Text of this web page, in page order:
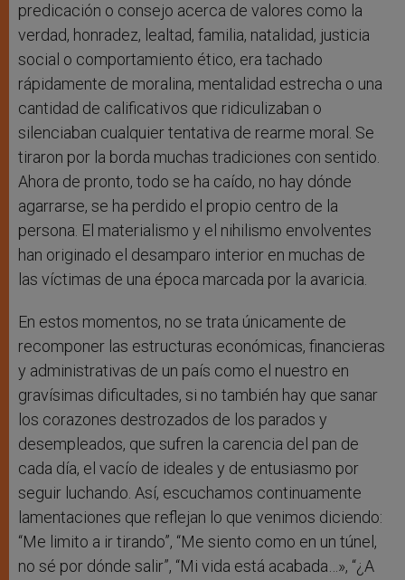
predicación o consejo acerca de valores como la
verdad, honradez, lealtad, familia, natalidad, justicia
social o comportamiento ético, era tachado
rápidamente de moralina, mentalidad estrecha o una
cantidad de calificativos que ridiculizaban o
silenciaban cualquier tentativa de rearme moral. Se
tiraron por la borda muchas tradiciones con sentido.
Ahora de pronto, todo se ha caído, no hay dónde
agarrarse, se ha perdido el propio centro de la
persona. El materialismo y el nihilismo envolventes
han originado el desamparo interior en muchas de
las víctimas de una época marcada por la avaricia.
En estos momentos, no se trata únicamente de
recomponer las estructuras económicas, financieras
y administrativas de un país como el nuestro en
gravísimas dificultades, si no también hay que sanar
los corazones destrozados de los parados y
desempleados, que sufren la carencia del pan de
cada día, el vacío de ideales y de entusiasmo por
seguir luchando. Así, escuchamos continuamente
lamentaciones que reflejan lo que venimos diciendo:
“Me limito a ir tirando”, “Me siento como en un túnel,
no sé por dónde salir”, “Mi vida está acabada…», “¿A